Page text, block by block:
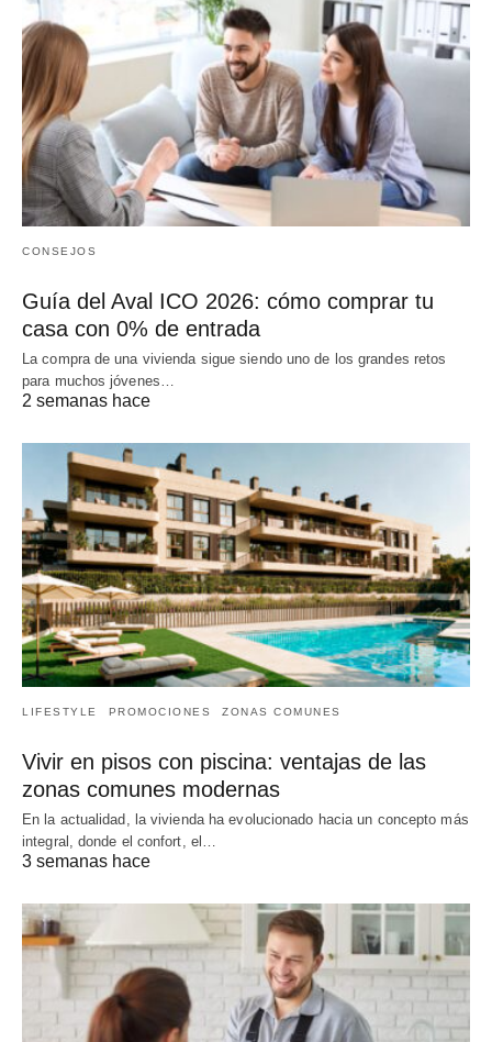
CONSEJOS
Guía del Aval ICO 2026: cómo comprar tu
casa con 0% de entrada
La compra de una vivienda sigue siendo uno de los grandes retos
para muchos jóvenes…
2 semanas hace
LIFESTYLE PROMOCIONES ZONAS COMUNES
Vivir en pisos con piscina: ventajas de las
zonas comunes modernas
En la actualidad, la vivienda ha evolucionado hacia un concepto más
integral, donde el confort, el…
3 semanas hace